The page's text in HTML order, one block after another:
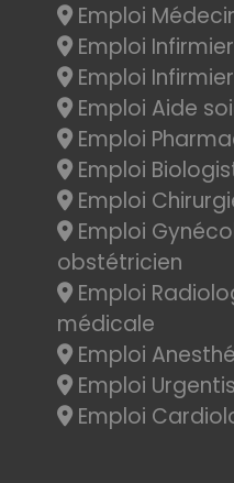
Emploi
Emploi
Emploi
Emploi Aide
Emploi
Emploi
Emploi
Emploi
obstétricien
Emploi
médicale
Emploi
Emploi
Emploi